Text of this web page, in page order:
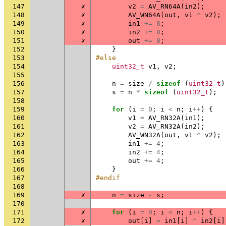
147
✗ v2 = AV_RN64A( in2 );
148
✗ AV_WN64A( out , v1 ^ v2 );
149
✗ in1 += 8 ;
150
✗ in2 += 8 ;
151
✗ out += 8 ;
152
}
153
#else
154
uint32_t v1 , v2 ;
155
156
n = size / sizeof ( uint32_t
157
s = n * sizeof ( uint32_t );
158
159
for ( i = 0 ; i < n ; i++)
{
160
v1 = AV_RN32A( in1 );
161
v2 = AV_RN32A( in2 );
162
AV_WN32A( out , v1 ^ v2 );
163
in1 += 4 ;
164
in2 += 4 ;
165
out += 4 ;
166
}
167
#endif
168
169
✗ n = size - s ;
170
171
✗ for ( i = 0 ; i < n ; i++)
{
172
✗ out i = in1 i ^ in2 i